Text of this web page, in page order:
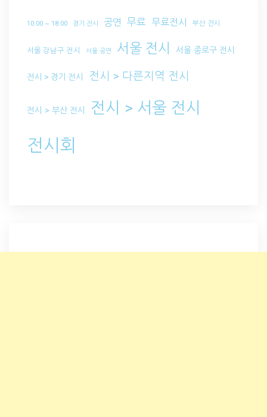
10:00 ~ 18:00 경기 전시 공연 무료 무료전시 부산 전시
서울 강남구 전시 서울 공연 서울 전시 서울 종로구 전시
전시 > 경기 전시 전시 > 다른지역 전시
전시 > 부산 전시 전시 > 서울 전시
전시회